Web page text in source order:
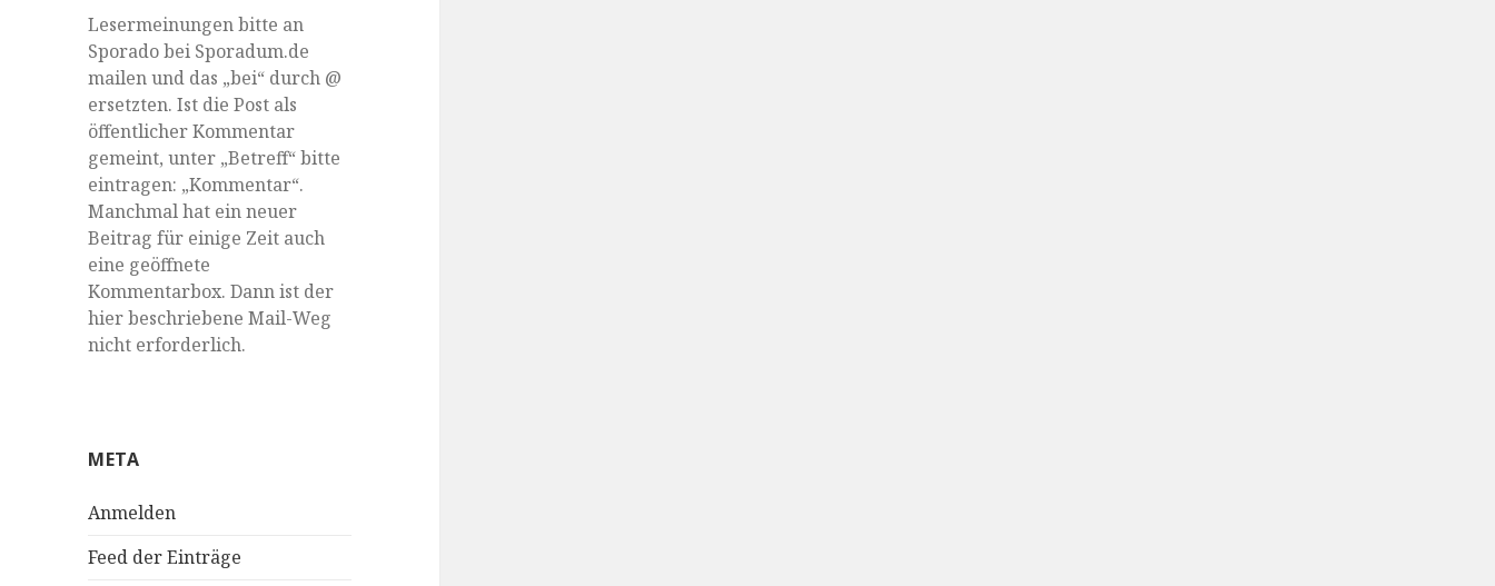
Lesermeinungen bitte an
Sporado bei Sporadum.de
mailen und das „bei“ durch @
ersetzten. Ist die Post als
öffentlicher Kommentar
gemeint, unter „Betreff“ bitte
eintragen: „Kommentar“.
Manchmal hat ein neuer
Beitrag für einige Zeit auch
eine geöffnete
Kommentarbox. Dann ist der
hier beschriebene Mail-Weg
nicht erforderlich.
META
Anmelden
Feed der Einträge